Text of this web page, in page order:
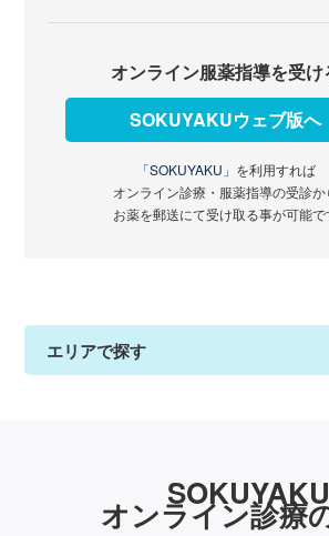
オンライン服薬指導を受け
SOKUYAKUウェブ版へ
「SOKUYAKU」 を利用すれば
オンライン診療・服薬指導の受診か
お薬を郵送にて受け取る事が可能で
エリアで探す
SOKUYAKU
オンライン診療